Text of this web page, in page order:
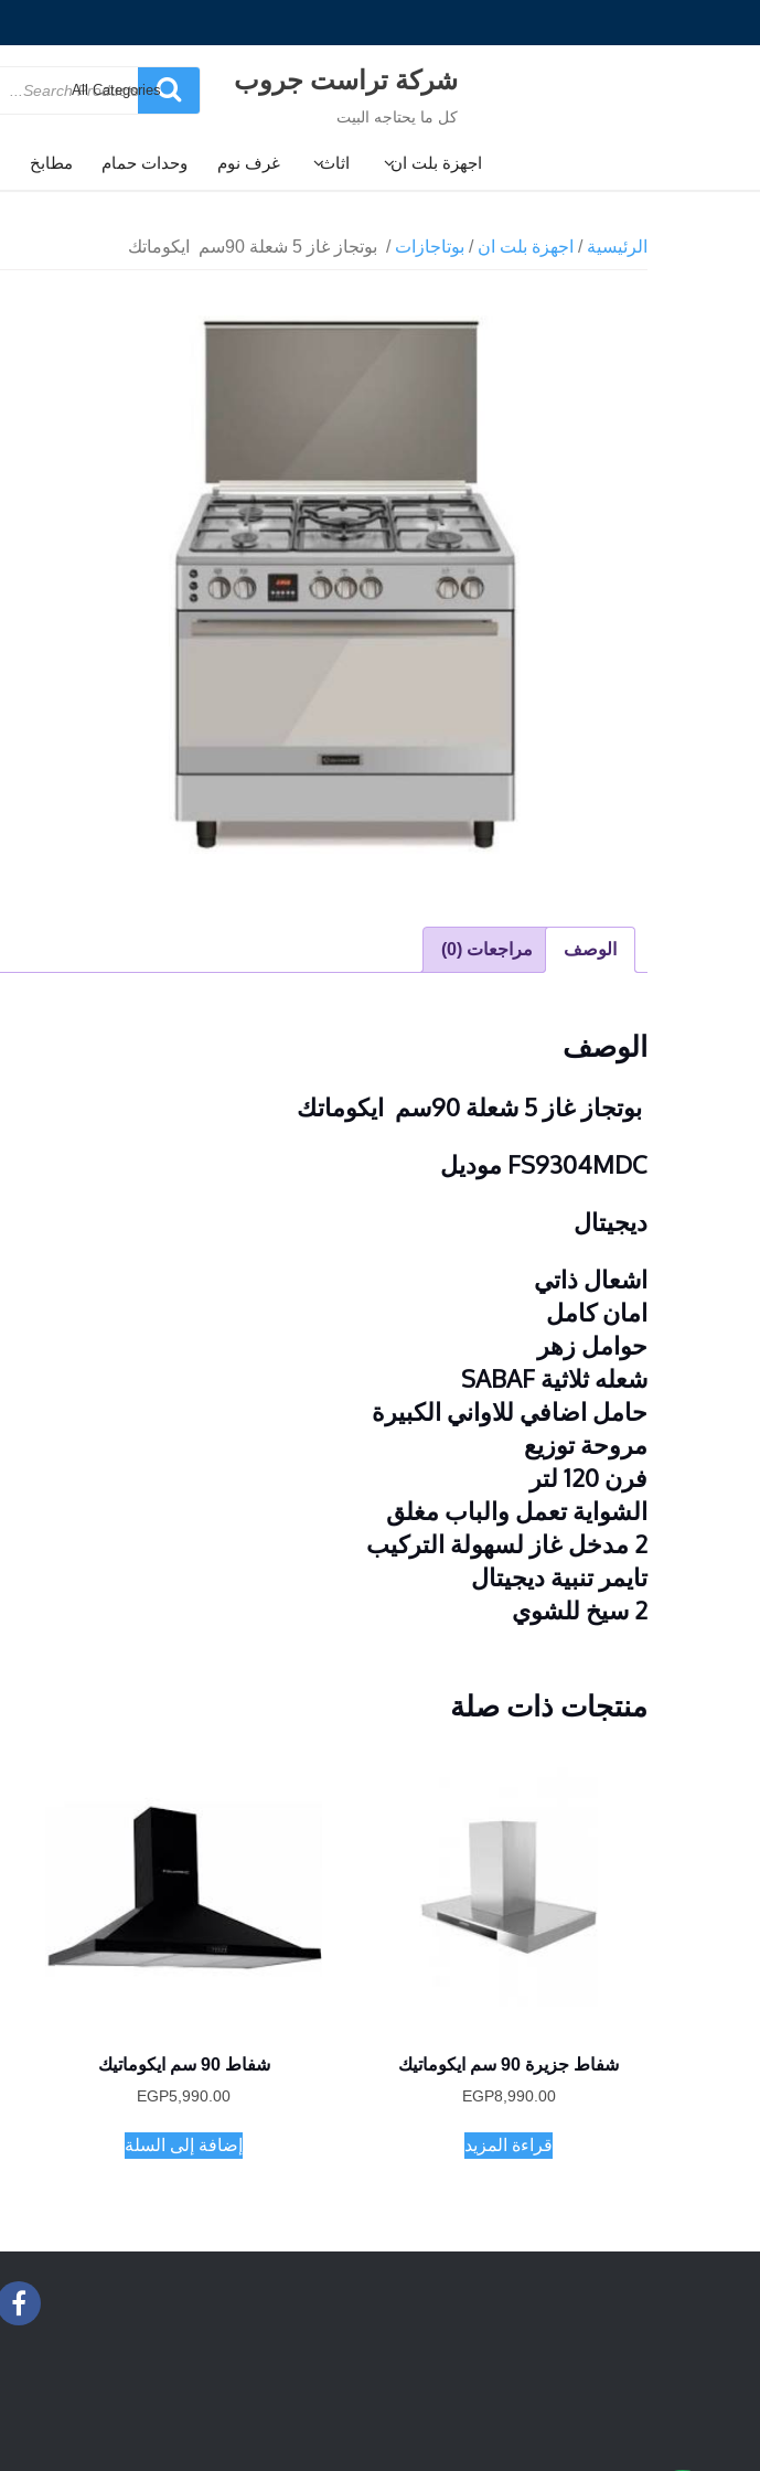
شركة تراست جروب
كل ما يحتاجه البيت
Search
for
اجهزة بلت ان اثاث غرف نوم وحدات حمام مطابخ
الرئيسية / اجهزة بلت ان / بوتاجازات / بوتجاز غاز 5 شعلة 90سم ايكوماتك
الوصف مراجعات (0)
الوصف
بوتجاز غاز 5 شعلة 90سم ايكوماتك
FS9304MDC موديل
ديجيتال
اشعال ذاتي
امان كامل
حوامل زهر
شعله ثلاثية SABAF
حامل اضافي للاواني الكبيرة
مروحة توزيع
فرن 120 لتر
الشواية تعمل والباب مغلق
2 مدخل غاز لسهولة التركيب
تايمر تنبية ديجيتال
2 سيخ للشوي
منتجات ذات صلة
شفاط جزيرة 90 سم ايكوماتيك
EGP8,990.00
قراءة المزيد
شفاط 90 سم ايكوماتيك
EGP5,990.00
إضافة إلى السلة